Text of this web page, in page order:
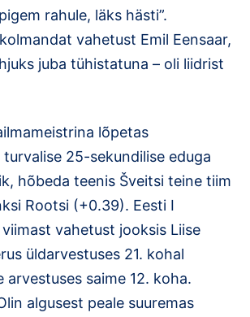
rahule, läks hästi”.
vahetust Emil Eensaar,
juba tühistatuna – oli liidrist
lõpetas
25-sekundilise eduga
hõbeda teenis Šveitsi teine tiim
Rootsi (+0.39). Eesti I
vahetust jooksis Liise
üldarvestuses 21. kohal
arvestuses saime 12. koha.
algusest peale suuremas